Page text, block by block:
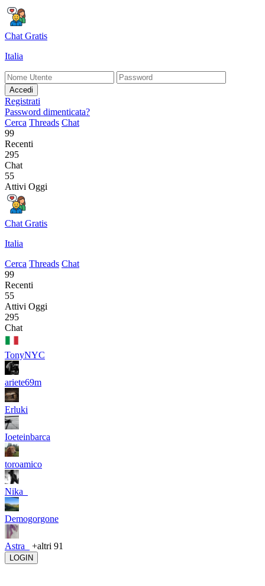
Chat Gratis
Italia
Accedi
Registrati
Password dimenticata?
Cerca Threads Chat
99
Recenti
295
Chat
55
Attivi Oggi
Chat Gratis
Italia
Cerca Threads Chat
99
Recenti
55
Attivi Oggi
295
Chat
TonyNYC
ariete69m
Erluki
Ioeteinbarca
toroamico
Nika_
Demogorgone
Astra_ +altri 91
LOGIN